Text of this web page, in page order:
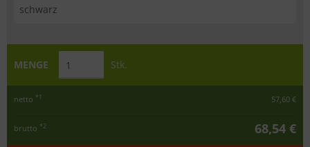
MENGE Stk.
netto *1 57,60 €
brutto *2 68,54 €